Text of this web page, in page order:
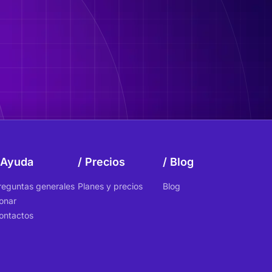
Ayuda
generales
Precios
Planes y precios
Blog
Blog